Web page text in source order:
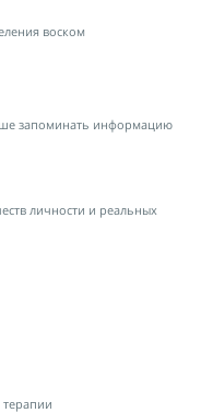
воском
запоминать информацию
личности и реальных